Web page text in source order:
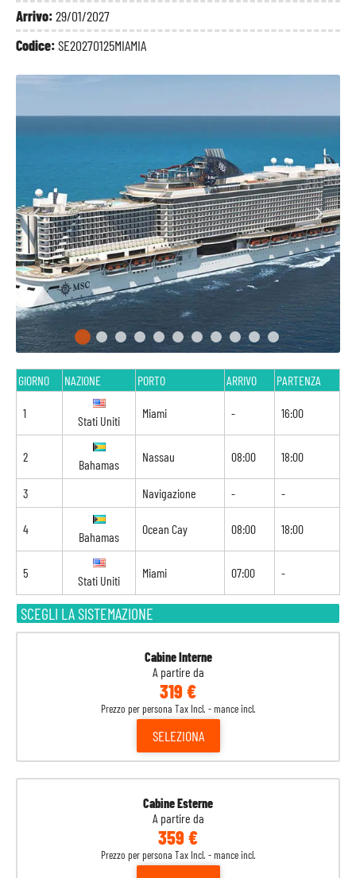
Arrivo:29/01/2027
Codice:SE20270125MIAMIA
SCEGLI LA SISTEMAZIONE
Cabine Interne
A partire da
319 €
Prezzo per persona Tax Incl. - mance incl.
SELEZIONA
Cabine Esterne
A partire da
359 €
Prezzo per persona Tax Incl. - mance incl.
GIORNO NAZIONE PORTO ARRIVO PARTENZA
1
Stati Uniti
Miami - 16:00
2
Bahamas
Nassau 08:00 18:00
3 Navigazione - -
4
Bahamas
Ocean Cay 08:00 18:00
5
Stati Uniti
Miami 07:00 -